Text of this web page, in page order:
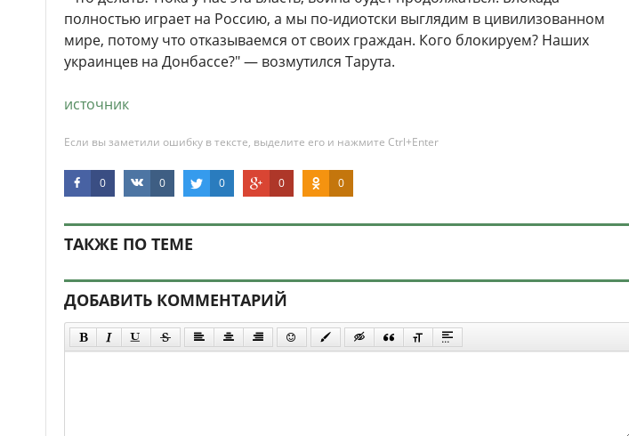
полностью играет на Россию, а мы по-идиотски выглядим в цивилизованном
мире, потому что отказываемся от своих граждан. Кого блокируем? Наших
украинцев на Донбассе?" — возмутился Тарута.
источник
Если вы заметили ошибку в тексте, выделите его и нажмите Ctrl+Enter
0 0 0 0 0
ТАКЖЕ ПО ТЕМЕ
ДОБАВИТЬ КОММЕНТАРИЙ